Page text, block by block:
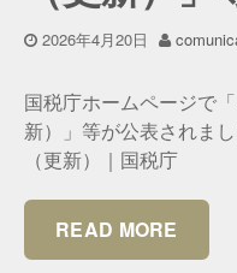
2026年4月20日
国税庁ホームページで
新）」等が公表されま
（更新）｜国税庁
READ MORE